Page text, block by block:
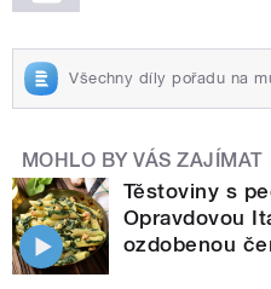
Všechny díly pořadu na
MOHLO BY VÁS ZAJÍMAT
Těstoviny s
Opravdovou
ozdobenou